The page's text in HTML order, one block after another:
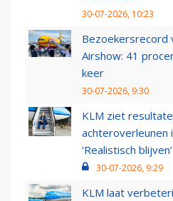
30-07-2026, 10:23
Bezoekersrecord
Airshow: 41
keer
30-07-2026, 9:30
KLM ziet
achteroverleunen
‘Realistisch blijven’
30-07-2026, 9:29
KLM laat